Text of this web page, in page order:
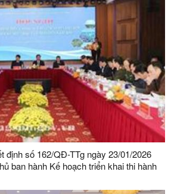
định số 162/QĐ-TTg ngày 23/01/2026
ban hành Kế hoạch triển khai thi hành